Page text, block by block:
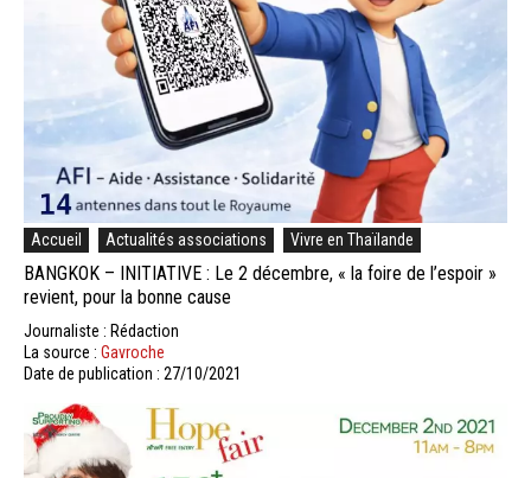
Accueil Actualités associations Vivre en Thaïlande
BANGKOK – INITIATIVE : Le 2 décembre, « la foire de l’espoir »
revient, pour la bonne cause
Journaliste : Rédaction
La source : Gavroche
Date de publication : 27/10/2021